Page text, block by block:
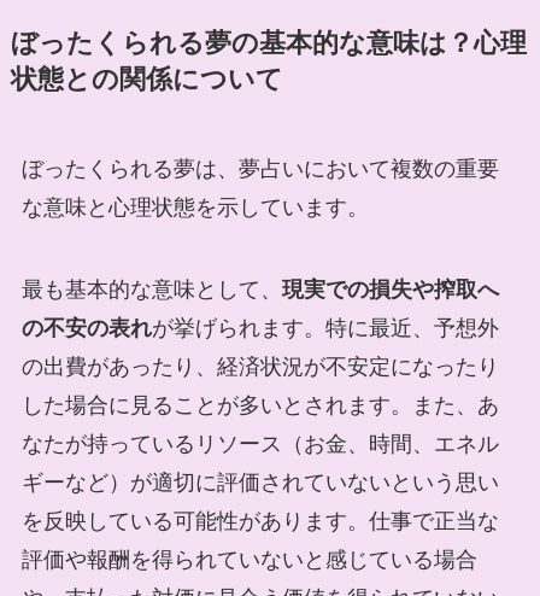
ぼったくられる夢の基本的な意味は？心理
状態との関係について
ぼったくられる夢は、夢占いにおいて複数の重要
な意味と心理状態を示しています。
最も基本的な意味として、 現実での損失や搾取へ
の不安の表れが挙げられます。特に最近、予想外
の出費があったり、経済状況が不安定になったり
した場合に見ることが多いとされます。また、あ
なたが持っているリソース（お金、時間、エネル
ギーなど）が適切に評価されていないという思い
を反映している可能性があります。仕事で正当な
評価や報酬を得られていないと感じている場合